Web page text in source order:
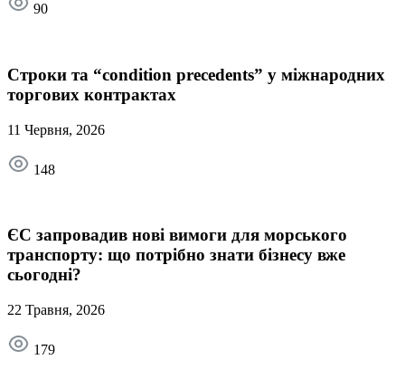
90
Строки та “condition precedents” у міжнародних
торгових контрактах
11 Червня, 2026
148
ЄС запровадив нові вимоги для морського
транспорту: що потрібно знати бізнесу вже
сьогодні?
22 Травня, 2026
179